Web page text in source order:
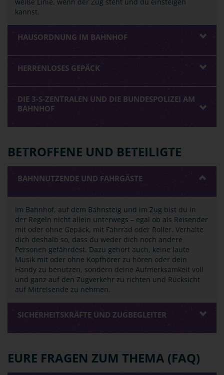
kannst.
HAUSORDNUNG IM BAHNHOF
HERRENLOSES GEPÄCK
DIE 3-S-ZENTRALEN UND DIE BUNDESPOLIZEI AM
BAHNHOF
BETROFFENE UND BETEILIGTE
BAHNNUTZENDE UND FAHRGÄSTE
Im Bahnhof, auf dem Bahnsteig und im Zug bist du in
der Regeln nicht allein unterwegs – egal ob als Reisender
mit oder ohne Gepäck, mit Fahrrad oder Roller. Verhalte
dich deshalb so, dass du weder dich noch andere
Personen gefährdest. Dazu gehört auch, keine laute
Musik mit oder ohne Kopfhörer zu hören oder dein
Handy zu benutzen, sondern deine Aufmerksamkeit voll
und ganz auf den Zugverkehr zu richten und Rücksicht
auf Mitreisende zu nehmen.
SICHERHEITSKRÄFTE UND ZUGBEGLEITER
EURE FRAGEN ZUM THEMA (FAQ)